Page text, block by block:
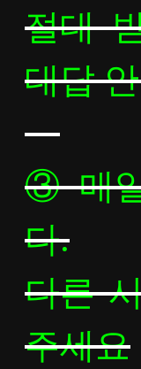
절대
대답
③ 매
다.
다른
주세요